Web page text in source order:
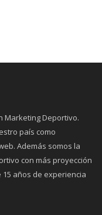
Marketing Deportivo.
país como
Además somos la
con más proyección
años de experiencia